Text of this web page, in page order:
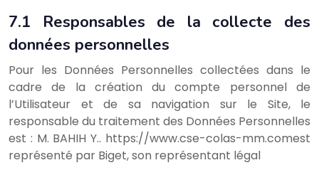
7.1 Responsables de la collecte des
données personnelles
Pour les Données Personnelles collectées dans le
cadre de la création du compte personnel de
l’Utilisateur et de sa navigation sur le Site, le
responsable du traitement des Données Personnelles
est : M. BAHIH Y.. https://www.cse-colas-mm.comest
représenté par Biget, son représentant légal